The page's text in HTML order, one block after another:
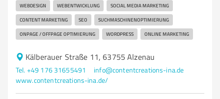
WEBDESIGN WEBENTWICKLUNG SOCIAL MEDIA MARKETING
CONTENT MARKETING SEO SUCHMASCHINENOPTIMIERUNG
ONPAGE / OFFPAGE OPTIMIERUNG WORDPRESS ONLINE MARKETING
Kälberauer Straße 11, 63755 Alzenau
Tel. +49 176 31655491
info@contentcreations-ina.de
www.contentcreations-ina.de/